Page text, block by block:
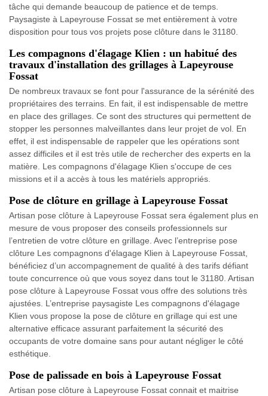
tâche qui demande beaucoup de patience et de temps.
Paysagiste à Lapeyrouse Fossat se met entièrement à votre
disposition pour tous vos projets pose clôture dans le 31180.
Les compagnons d'élagage Klien : un habitué des
travaux d'installation des grillages à Lapeyrouse
Fossat
De nombreux travaux se font pour l'assurance de la sérénité des
propriétaires des terrains. En fait, il est indispensable de mettre
en place des grillages. Ce sont des structures qui permettent de
stopper les personnes malveillantes dans leur projet de vol. En
effet, il est indispensable de rappeler que les opérations sont
assez difficiles et il est très utile de rechercher des experts en la
matière. Les compagnons d'élagage Klien s'occupe de ces
missions et il a accès à tous les matériels appropriés.
Pose de clôture en grillage à Lapeyrouse Fossat
Artisan pose clôture à Lapeyrouse Fossat sera également plus en
mesure de vous proposer des conseils professionnels sur
l’entretien de votre clôture en grillage. Avec l’entreprise pose
clôture Les compagnons d'élagage Klien à Lapeyrouse Fossat,
bénéficiez d’un accompagnement de qualité à des tarifs défiant
toute concurrence où que vous soyez dans tout le 31180. Artisan
pose clôture à Lapeyrouse Fossat vous offre des solutions très
ajustées. L’entreprise paysagiste Les compagnons d'élagage
Klien vous propose la pose de clôture en grillage qui est une
alternative efficace assurant parfaitement la sécurité des
occupants de votre domaine sans pour autant négliger le côté
esthétique.
Pose de palissade en bois à Lapeyrouse Fossat
Artisan pose clôture à Lapeyrouse Fossat connait et maitrise